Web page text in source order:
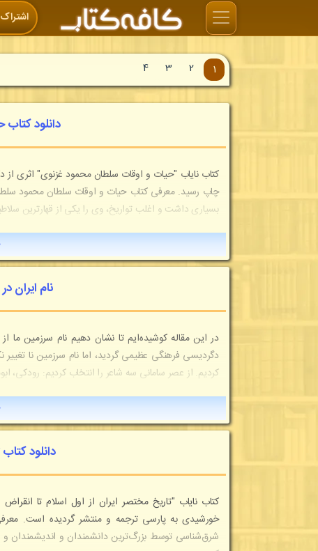
1
2
3
4
دانلود
چاپ رسید. معرفی کتاب حیات و اوقات سلطان محمود
بسیاری داشت و اغلب تواریخ، وی را یکی از قهارترین
نام ایران
در این مقاله کوشیده‌ایم تا نشان دهیم نام سرزمین‌ ما
دگردیسی فرهنگی عظیمی گردید، اما نام سرزمین نا
کردیم. از عصر سامانی سه شاعر را انتخاب کردیم: رودکی،
دانلود کتاب
خورشیدی به پارسی ترجمه و منتشر گردیده است.
شرق‌شناسی توسط بزرگ‌ترین دانشمندان و اندیشمندان و